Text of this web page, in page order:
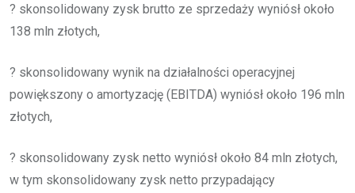
? skonsolidowany zysk brutto ze sprzedaży wyniósł około
138 mln złotych,
? skonsolidowany wynik na działalności operacyjnej
powiększony o amortyzację (EBITDA) wyniósł około 196 mln
złotych,
? skonsolidowany zysk netto wyniósł około 84 mln złotych,
w tym skonsolidowany zysk netto przypadający